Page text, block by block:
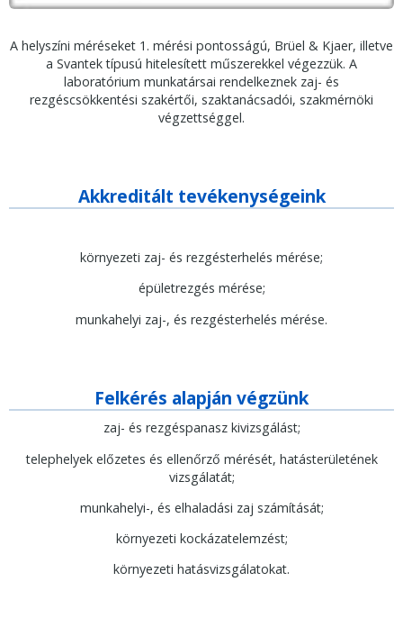
A helyszíni méréseket 1. mérési pontosságú, Brüel & Kjaer, illetve
a Svantek típusú hitelesített műszerekkel végezzük. A
laboratórium munkatársai rendelkeznek zaj- és
rezgéscsökkentési szakértői, szaktanácsadói, szakmérnöki
végzettséggel.
Akkreditált tevékenységeink
környezeti zaj- és rezgésterhelés mérése;
épületrezgés mérése;
munkahelyi zaj-, és rezgésterhelés mérése.
Felkérés alapján végzünk
zaj- és rezgéspanasz kivizsgálást;
telephelyek előzetes és ellenőrző mérését, hatásterületének
vizsgálatát;
munkahelyi-, és elhaladási zaj számítását;
környezeti kockázatelemzést;
környezeti hatásvizsgálatokat.